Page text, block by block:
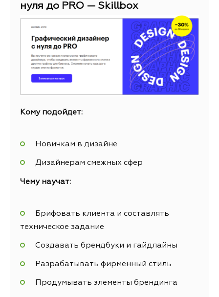
нуля до PRO — Skillbox
Кому подойдет:
Новичкам в дизайне
Дизайнерам смежных сфер
Чему научат:
Брифовать клиента и составлять
техническое задание
Создавать брендбуки и гайдлайны
Разрабатывать фирменный стиль
Продумывать элементы брендинга